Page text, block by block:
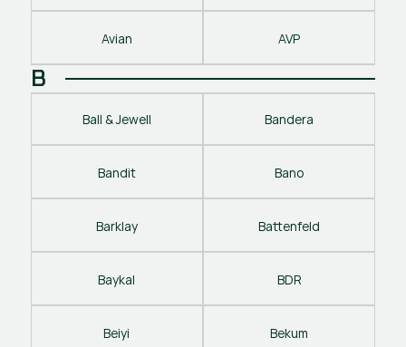
Avian AVP
B
Ball & Jewell Bandera
Bandit Bano
Barklay Battenfeld
Baykal BDR
Beiyi Bekum